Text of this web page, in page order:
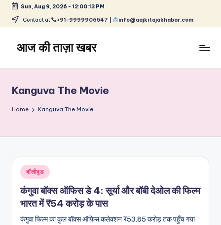
Skip
content
Sun, Aug 9, 2026 - 12:00:14 PM
Contact at +91-9999906547 | info@aajkitajakhabar.com
आज की ताज़ा खबर
ताज़ा
समाचार
–
और
विश्व
Kanguva The Movie
Home Kanguva The Movie
Posted
in
बॉलीवुड
कंगुवा बॉक्स ऑफिस डे 4: सूर्या और बॉबी देओल की फिल्म
भारत में ₹54 करोड़ के पास
कंगुवा फिल्म का कुल बॉक्स ऑफिस कलेक्शन ₹53.85 करोड़ तक पहुँच गया